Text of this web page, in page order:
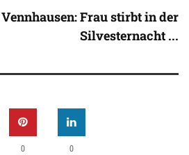
Frau stirbt in der
Silvesternacht ...
0 0